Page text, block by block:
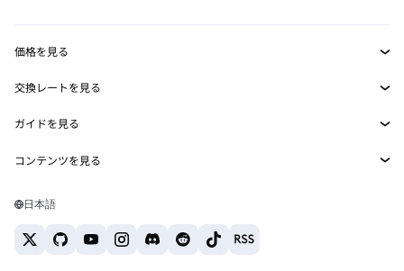
MetaMask Connect
Snaps
Web3サービス
セキュリティ
サポート
キャリア
お問い合わせ
価格を見る
イーサリアムの価格
Solanaの価格
Tetherの価格
交換レートを見る
ETH→USD
USDT→INR
BTC→INR
ETH→USDT
ガイドを見る
ETHの購入
USDTの購入
コンテンツを見る
Solanaウォレット
日本語